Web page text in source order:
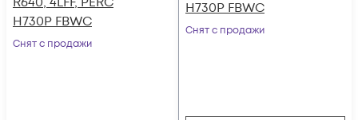
H730P FBWC
Снят с продажи
H730P FBWC
Снят с продажи